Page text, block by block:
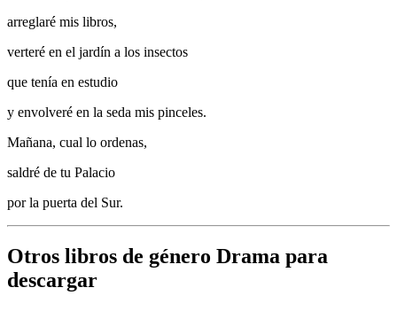
arreglaré mis libros,
verteré en el jardín a los insectos
que tenía en estudio
y envolveré en la seda mis pinceles.
Mañana, cual lo ordenas,
saldré de tu Palacio
por la puerta del Sur.
Otros libros de género Drama para
descargar